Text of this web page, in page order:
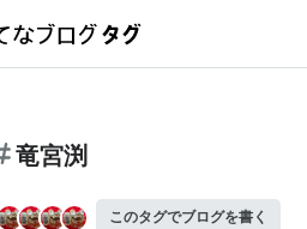
竜宮渕
このタグでブログを書く